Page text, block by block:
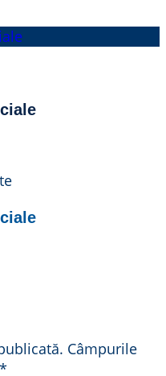
Câmpurile
*